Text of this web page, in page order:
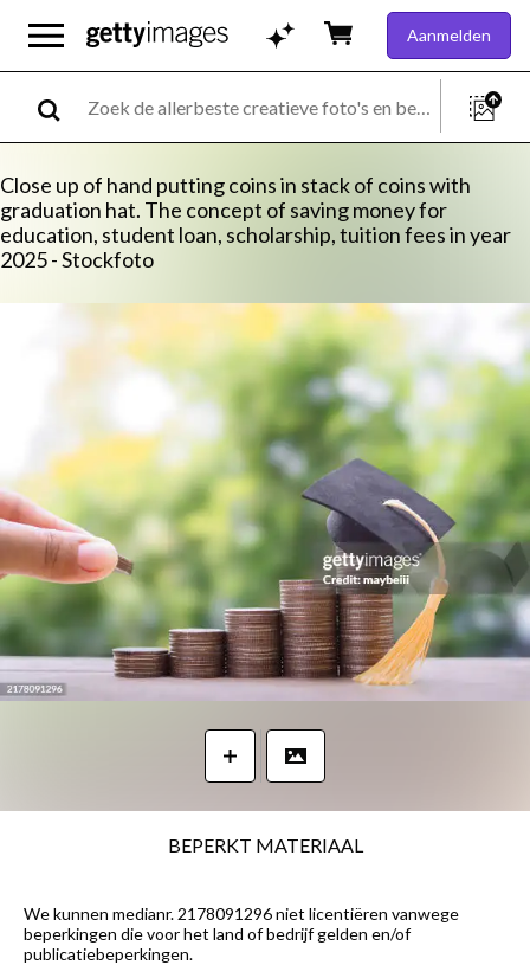
Aanmelden
Close up of hand putting coins in stack of coins with
graduation hat. The concept of saving money for
education, student loan, scholarship, tuition fees in year
2025 - Stockfoto
BEPERKT MATERIAAL
We kunnen medianr. 2178091296 niet licentiëren vanwege
beperkingen die voor het land of bedrijf gelden en/of
publicatiebeperkingen.